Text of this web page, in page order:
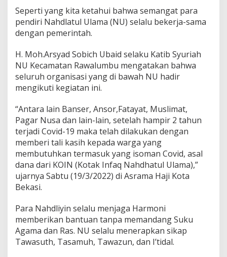
r
‘
H
r
m
o
n
i
u
C
i
n
t
a
’
Seperti yang kita ketahui bahwa semangat para
pendiri Nahdlatul Ulama (NU) selalu bekerja-sama
dengan pemerintah.
H. Moh.Arsyad Sobich Ubaid selaku Katib Syuriah
NU Kecamatan Rawalumbu mengatakan bahwa
seluruh organisasi yang di bawah NU hadir
mengikuti kegiatan ini.
“Antara lain Banser, Ansor,Fatayat, Muslimat,
Pagar Nusa dan lain-lain, setelah hampir 2 tahun
terjadi Covid-19 maka telah dilakukan dengan
memberi tali kasih kepada warga yang
membutuhkan termasuk yang isoman Covid, asal
dana dari KOIN (Kotak Infaq Nahdhatul Ulama),”
ujarnya Sabtu (19/3/2022) di Asrama Haji Kota
Bekasi.
Para Nahdliyin selalu menjaga Harmoni
memberikan bantuan tanpa memandang Suku
Agama dan Ras. NU selalu menerapkan sikap
Tawasuth, Tasamuh, Tawazun, dan I’tidal.